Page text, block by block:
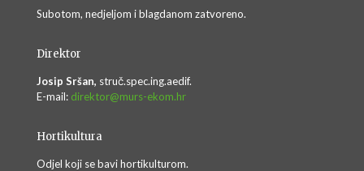
Subotom, nedjeljom i blagdanom zatvoreno.
Direktor
Josip Sršan, struč.spec.ing.aedif.
E-mail: direktor@murs-ekom.hr
Hortikultura
Odjel koji se bavi hortikulturom.